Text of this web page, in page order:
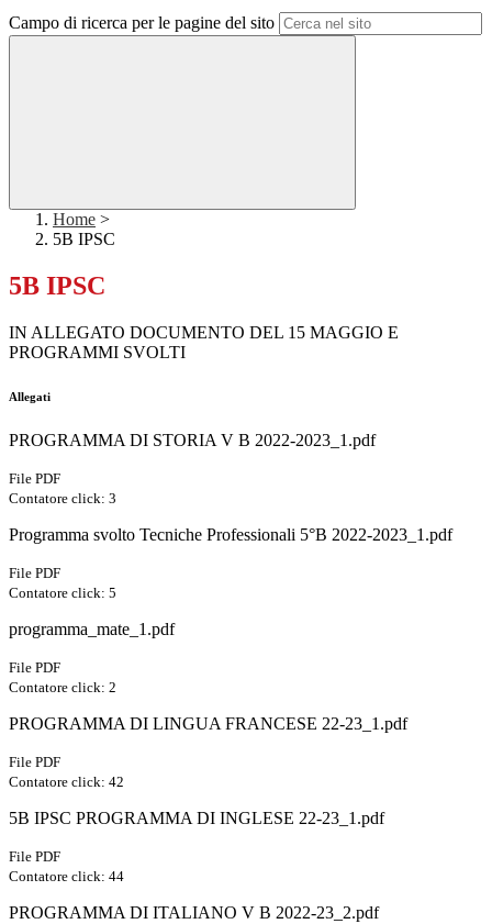
Campo di ricerca per le pagine del sito
Home >
5B IPSC
5B IPSC
IN ALLEGATO DOCUMENTO DEL 15 MAGGIO E
PROGRAMMI SVOLTI
Allegati
PROGRAMMA DI STORIA V B 2022-2023_1.pdf
File PDF
Contatore click: 3
Programma svolto Tecniche Professionali 5°B 2022-2023_1.pdf
File PDF
Contatore click: 5
programma_mate_1.pdf
File PDF
Contatore click: 2
PROGRAMMA DI LINGUA FRANCESE 22-23_1.pdf
File PDF
Contatore click: 42
5B IPSC PROGRAMMA DI INGLESE 22-23_1.pdf
File PDF
Contatore click: 44
PROGRAMMA DI ITALIANO V B 2022-23_2.pdf